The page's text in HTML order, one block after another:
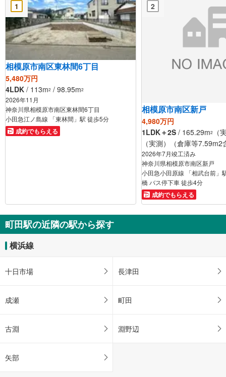
1
相模原市南区東林間6丁目
5,480万円
4LDK / 113m2 / 98.95m2
2026年11月
神奈川県相模原市南区東林間6丁目
小田急江ノ島線 「東林間」駅 徒歩5分
成約でもらえる
2
相模原市南区新戸
4,980万円
1LDK＋2S / 165.29m2
（
（実測）（倉庫等7.59m2
2026年7月竣工済み
神奈川県相模原市南区新戸
小田急小田原線 「相武台前」
橋 バス停下車 徒歩4分
成約でもらえる
町田駅の近隣の駅から探す
横浜線
十日市場 長津田
成瀬 町田
古淵 淵野辺
矢部